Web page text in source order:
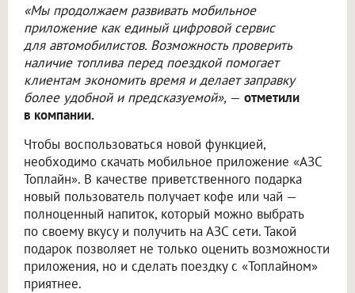
«Мы продолжаем развивать мобильное
приложение как единый цифровой сервис
для автомобилистов. Возможность проверить
наличие топлива перед поездкой помогает
клиентам экономить время и делает заправку
более удобной и предсказуемой», — отметили
в компании.
Чтобы воспользоваться новой функцией,
необходимо скачать мобильное приложение «АЗС
Топлайн». В качестве приветственного подарка
новый пользователь получает кофе или чай —
полноценный напиток, который можно выбрать
по своему вкусу и получить на АЗС сети. Такой
подарок позволяет не только оценить возможности
приложения, но и сделать поездку с «Топлайном»
приятнее.